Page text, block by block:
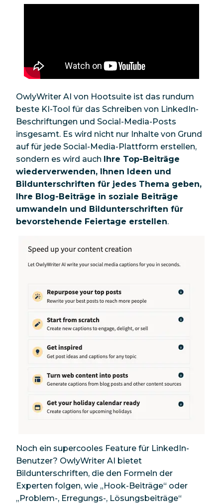
OwlyWriter AI von Hootsuite ist das rundum
beste KI-Tool für das Schreiben von LinkedIn-
Beschriftungen und Social-Media-Posts
insgesamt. Es wird nicht nur Inhalte von Grund
auf für jede Social-Media-Plattform erstellen,
sondern es wird auch
Ihre Top-Beiträge
wiederverwenden, Ihnen Ideen und
Bildunterschriften für jedes Thema geben,
Ihre Blog-Beiträge in soziale Beiträge
umwandeln und Bildunterschriften für
bevorstehende Feiertage erstellen.
Noch ein supercooles Feature für LinkedIn-
Benutzer? OwlyWriter AI bietet
Bildunterschriften, die den Formeln der
Experten folgen, wie „Hook-Beiträge“ oder
„Problem-, Erregungs-, Lösungsbeiträge“